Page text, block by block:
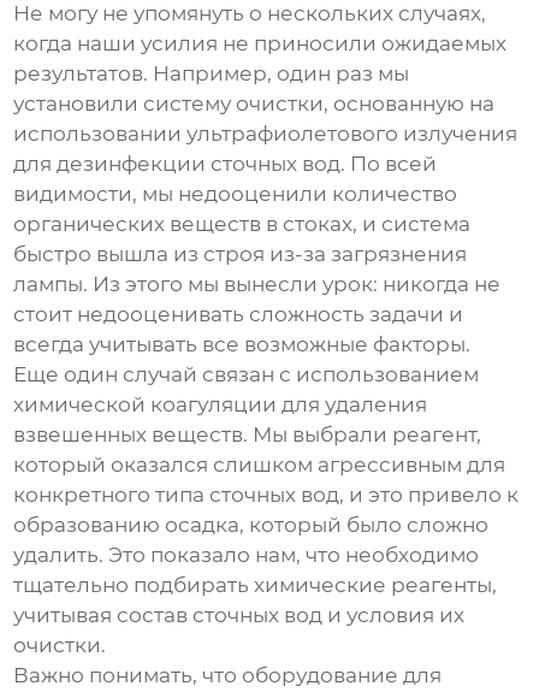
Не могу не упомянуть о нескольких случаях,
когда наши усилия не приносили ожидаемых
результатов. Например, один раз мы
установили систему очистки, основанную на
использовании ультрафиолетового излучения
для дезинфекции сточных вод. По всей
видимости, мы недооценили количество
органических веществ в стоках, и система
быстро вышла из строя из-за загрязнения
лампы. Из этого мы вынесли урок: никогда не
стоит недооценивать сложность задачи и
всегда учитывать все возможные факторы.
Еще один случай связан с использованием
химической коагуляции для удаления
взвешенных веществ. Мы выбрали реагент,
который оказался слишком агрессивным для
конкретного типа сточных вод, и это привело к
образованию осадка, который было сложно
удалить. Это показало нам, что необходимо
тщательно подбирать химические реагенты,
учитывая состав сточных вод и условия их
очистки.
Важно понимать, что оборудование для